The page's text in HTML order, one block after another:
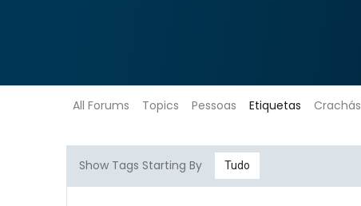
All Forums Topics Pessoas Etiquetas Crachás
Show Tags Starting By Tudo